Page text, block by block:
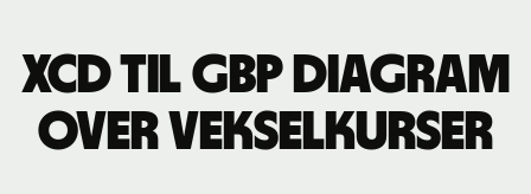
XCD til GBP Diagram
over vekselkurser